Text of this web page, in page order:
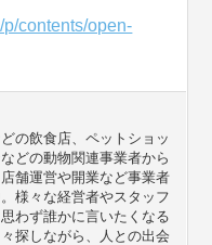
contents/open-
の飲食店、ペットショッ
どの動物関連事業者から
舗運営や開業など事業者
様々な経営者やスタッフ
わず誰かに言いたくなる
探しながら、人との出会